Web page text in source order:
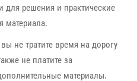
для решения и практические
материала.
не тратите время на дорогу
не платите за
материалы.